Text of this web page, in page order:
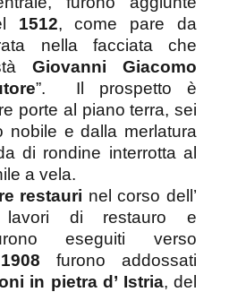
1512, come pare da
nella facciata che
Giovanni Giacomo
”. Il prospetto è
porte al piano terra, sei
nobile e dalla merlatura
di rondine interrotta al
a vela.
restauri nel corso dell’
lavori di restauro e
eseguiti verso
1908 furono addossati
in pietra d’ Istria, del